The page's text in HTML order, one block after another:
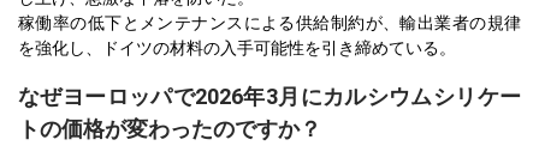
稼働率の低下とメンテナンスによる供給制約が、輸出業者の規律
を強化し、ドイツの材料の入手可能性を引き締めている。
なぜヨーロッパで2026年3月にカルシウムシリケー
トの価格が変わったのですか？